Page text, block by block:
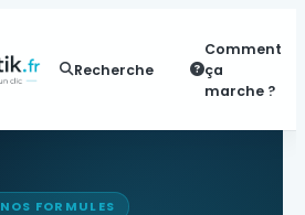
Recherche
Comment
ça
marche ?
NOS FORMULES